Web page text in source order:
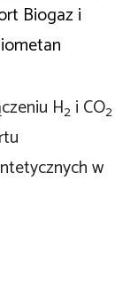
Biogaz i
H2 i CO2
w